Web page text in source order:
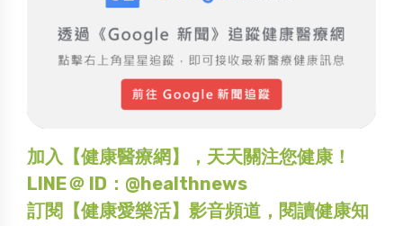
加入【健康醫療網】，天天關注您健康！
LINE＠ ID：@healthnews
訂閱【健康愛樂活】影音頻道，閱讀健康知